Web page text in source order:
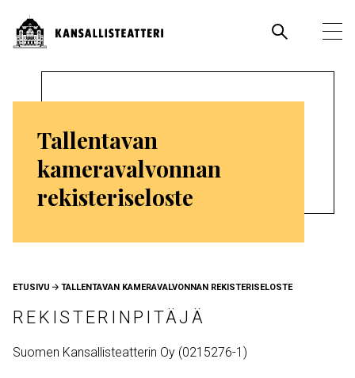
pääsisältöön
Tallentavan
kameravalvonnan
rekisteriseloste
MURUPOLKU
ETUSIVU TALLENTAVAN KAMERAVALVONNAN REKISTERISELOSTE
REKISTERINPITÄJÄ
Suomen Kansallisteatterin Oy (0215276-1)